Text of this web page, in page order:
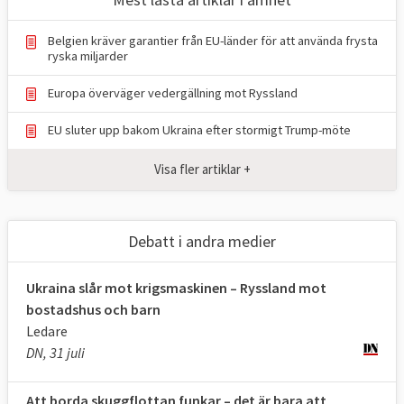
Belgien kräver garantier från EU-länder för att använda frysta
ryska miljarder
Europa överväger vedergällning mot Ryssland
EU sluter upp bakom Ukraina efter stormigt Trump-möte
Visa fler artiklar +
Debatt i andra medier
Ukraina slår mot krigsmaskinen – Ryssland mot
bostadshus och barn
Ledare
DN, 31 juli